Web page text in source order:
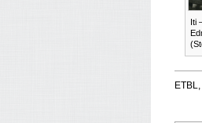
Iti